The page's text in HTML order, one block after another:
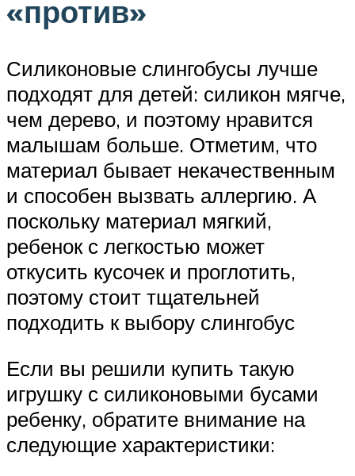
«против»
Силиконовые слингобусы лучше
подходят для детей: силикон мягче,
чем дерево, и поэтому нравится
малышам больше. Отметим, что
материал бывает некачественным
и способен вызвать аллергию. А
поскольку материал мягкий,
ребенок с легкостью может
откусить кусочек и проглотить,
поэтому стоит тщательней
подходить к выбору слингобус
Если вы решили купить такую
игрушку с силиконовыми бусами
ребенку, обратите внимание на
следующие характеристики: